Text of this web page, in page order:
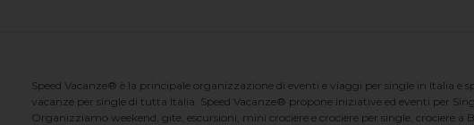
Speed Vacanze® è la principale organizzazione di eventi e viaggi per single in Italia
vacanze per single di tutta Italia. Speed Vacanze® propone iniziative ed eventi per
Organizziamo weekend, gite, escursioni, mini crociere e crociere per single, crociere a